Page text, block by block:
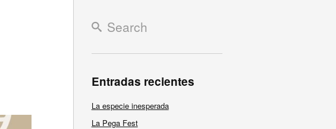
Entradas recientes
La especie inesperada
La Pega Fest